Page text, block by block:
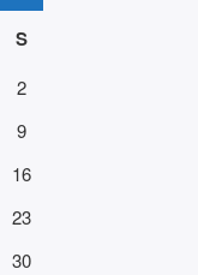
S
2
9
16
23
30